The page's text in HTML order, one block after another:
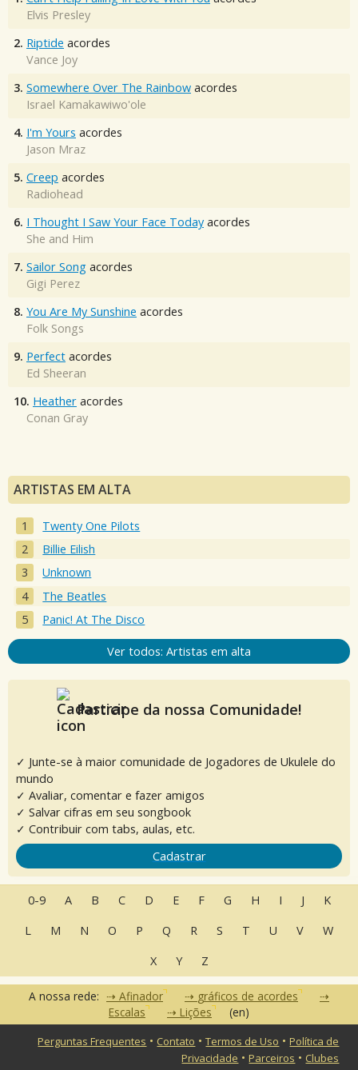
Elvis Presley
2. Riptide acordes
Vance Joy
3. Somewhere Over The Rainbow acordes
Israel Kamakawiwo'ole
4. I'm Yours acordes
Jason Mraz
5. Creep acordes
Radiohead
6. I Thought I Saw Your Face Today acordes
She and Him
7. Sailor Song acordes
Gigi Perez
8. You Are My Sunshine acordes
Folk Songs
9. Perfect acordes
Ed Sheeran
10. Heather acordes
Conan Gray
ARTISTAS EM ALTA
Twenty One Pilots
Billie Eilish
Unknown
The Beatles
Panic! At The Disco
Ver todos: Artistas em alta
Participe da nossa Comunidade!
✓ Junte-se à maior comunidade de Jogadores de Ukulele do
mundo
✓ Avaliar, comentar e fazer amigos
✓ Salvar cifras em seu songbook
✓ Contribuir com tabs, aulas, etc.
Cadastrar
0-9 A B C D E F G H I J
K
L
M N O P Q R S T U V
W
X
Y Z
A nossa rede: Afinador
gráficos de acordes
Escalas
Lições (en)
Perguntas Frequentes • Contato •Termos de Uso •Política de
Privacidade •Parceiros • Clubes